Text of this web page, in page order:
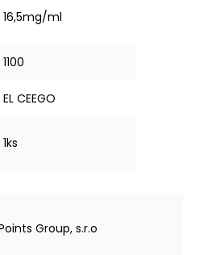
16,5mg/ml
1100
EL CEEGO
1ks
Group, s.r.o